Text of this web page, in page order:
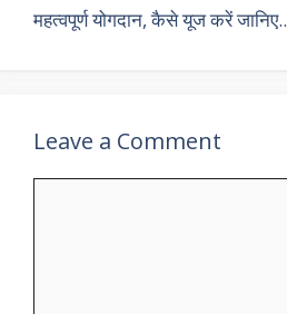
महत्वपूर्ण योगदान, कैसे यूज करें जानिए..
Leave a Comment